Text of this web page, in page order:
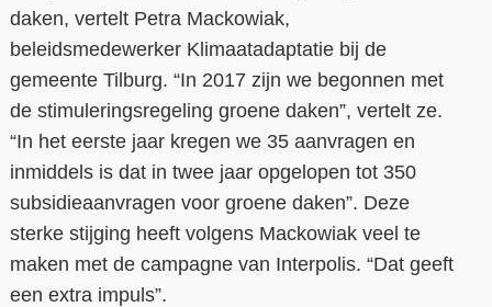
daken, vertelt Petra Mackowiak,
beleidsmedewerker Klimaatadaptatie bij de
gemeente Tilburg. “In 2017 zijn we begonnen met
de stimuleringsregeling groene daken”, vertelt ze.
“In het eerste jaar kregen we 35 aanvragen en
inmiddels is dat in twee jaar opgelopen tot 350
subsidieaanvragen voor groene daken”. Deze
sterke stijging heeft volgens Mackowiak veel te
maken met de campagne van Interpolis. “Dat geeft
een extra impuls”.